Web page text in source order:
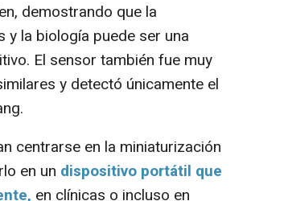
demostrando que la
y la biología puede ser una
El sensor también fue muy
y detectó únicamente el
centrarse en la miniaturización
en un dispositivo portátil que
en clínicas o incluso en